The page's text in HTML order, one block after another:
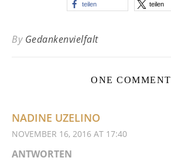
teilen teilen
By Gedankenvielfalt
ONE COMMENT
NADINE UZELINO
NOVEMBER 16, 2016 AT 17:40
ANTWORTEN